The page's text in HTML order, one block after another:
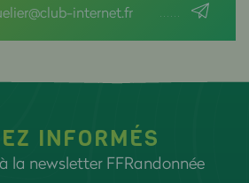
internet.fr
INFORMÉS
la newsletter FFRandonnée